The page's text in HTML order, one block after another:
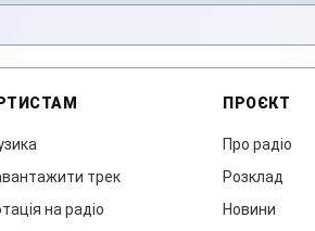
трек
на радіо
ПРОЄКТ
Про радіо
Розклад
Новини